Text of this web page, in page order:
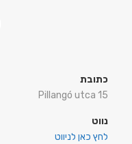
כתובת
Pillangó utca 15
נווט
לחץ כאן לניווט